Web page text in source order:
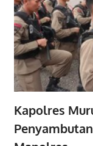
Kapolres